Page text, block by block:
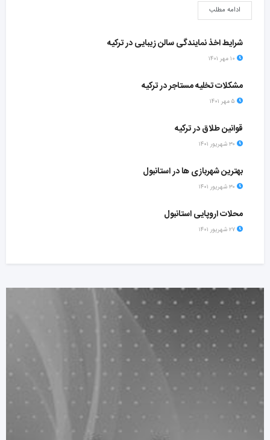
ادامه مطلب
شرایط اخذ نمایندگی سالن زیبایی در ترکیه
مشکلات تخلیه مستاجر در ترکیه
قوانین طلاق در ترکیه
بهترین شهربازی ها در استانبول
محلات اروپایی استانبول